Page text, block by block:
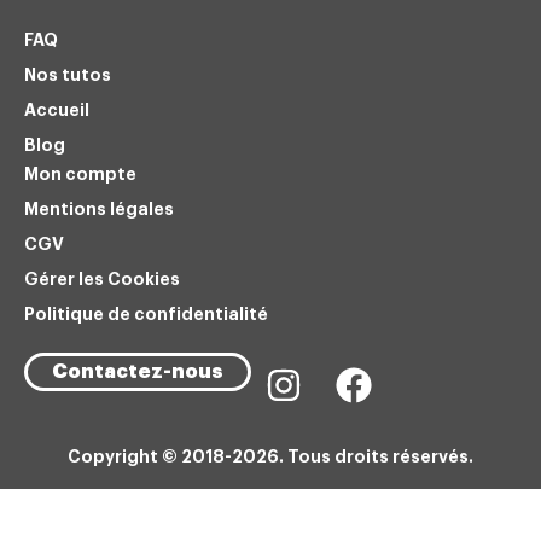
Mon compte
Mentions légales
CGV
Gérer les Cookies
Politique de confidentialité
FAQ
Nos tutos
Accueil
Blog
Contactez-nous
Copyright © 2018-2026. Tous droits réservés.